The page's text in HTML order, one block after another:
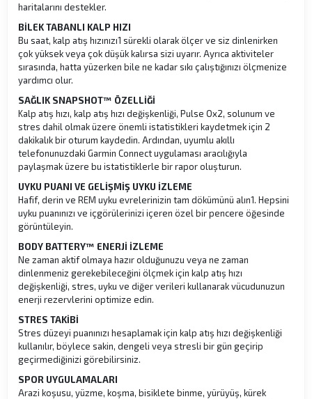
haritalarını destekler.
BİLEK TABANLI KALP HIZI
Bu saat, kalp atış hızınızı1 sürekli olarak ölçer ve siz dinlenirken
çok yüksek veya çok düşük kalırsa sizi uyarır. Ayrıca aktiviteler
sırasında, hatta yüzerken bile ne kadar sıkı çalıştığınızı ölçmenize
yardımcı olur.
SAĞLIK SNAPSHOT™ ÖZELLİĞİ
Kalp atış hızı, kalp atış hızı değişkenliği, Pulse Ox2, solunum ve
stres dahil olmak üzere önemli istatistikleri kaydetmek için 2
dakikalık bir oturum kaydedin. Ardından, uyumlu akıllı
telefonunuzdaki Garmin Connect uygulaması aracılığıyla
paylaşmak üzere bu istatistiklerle bir rapor oluşturun.
UYKU PUANI VE GELİŞMİŞ UYKU İZLEME
Hafif, derin ve REM uyku evrelerinizin tam dökümünü alın1. Hepsini
uyku puanınızı ve içgörülerinizi içeren özel bir pencere öğesinde
görüntüleyin.
BODY BATTERY™ ENERJİ İZLEME
Ne zaman aktif olmaya hazır olduğunuzu veya ne zaman
dinlenmeniz gerekebileceğini ölçmek için kalp atış hızı
değişkenliği, stres, uyku ve diğer verileri kullanarak vücudunuzun
enerji rezervlerini optimize edin.
STRES TAKİBİ
Stres düzeyi puanınızı hesaplamak için kalp atış hızı değişkenliği
kullanılır, böylece sakin, dengeli veya stresli bir gün geçirip
geçirmediğinizi görebilirsiniz.
SPOR UYGULAMALARI
Arazi koşusu, yüzme, koşma, bisiklete binme, yürüyüş, kürek